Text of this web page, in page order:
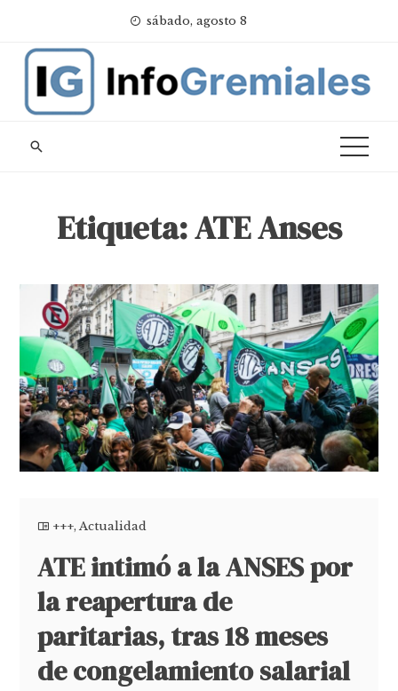
content
sábado, agosto 8
Etiqueta:ATE Anses
+++,Actualidad
ATE intimó a la ANSES por
la reapertura de
paritarias, tras 18 meses
de congelamiento salarial